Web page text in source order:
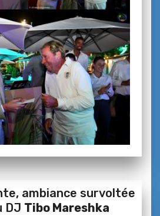
ambiance survoltée
DJ Tibo Mareshka